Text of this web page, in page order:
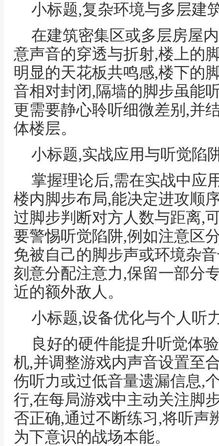
小标题,复杂环境与多层建
在建筑密集区或多层房屋
意声音的穿透与折射,楼上的
明显的天花板共鸣感,楼下的
音相对封闭,隔墙的脚步虽能
更需要静心聆听细微差别,并
体楼层。
小标题,实战应用与听觉陷
掌握理论后,需在实战中应
楼内脚步布局,能决定进攻顺
过脚步判断对方人数与距离,
要警惕听觉陷阱,例如注意区
免被自己的脚步声或环境杂
刻意分配注意力,保留一部分
近的额外敌人。
小标题,设备优化与个人听
良好的硬件能提升听觉体
机,并调整游戏内声音设置至
伤听力或过低音量遗漏信息,
行,在每局游戏中主动关注脚
否正确,通过不断练习,将听声
为下意识的战场本能。